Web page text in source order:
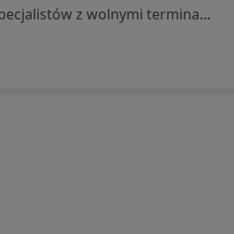
Brak dostępnych specjalistów z wolnymi terminami w tym centrum medycznym.